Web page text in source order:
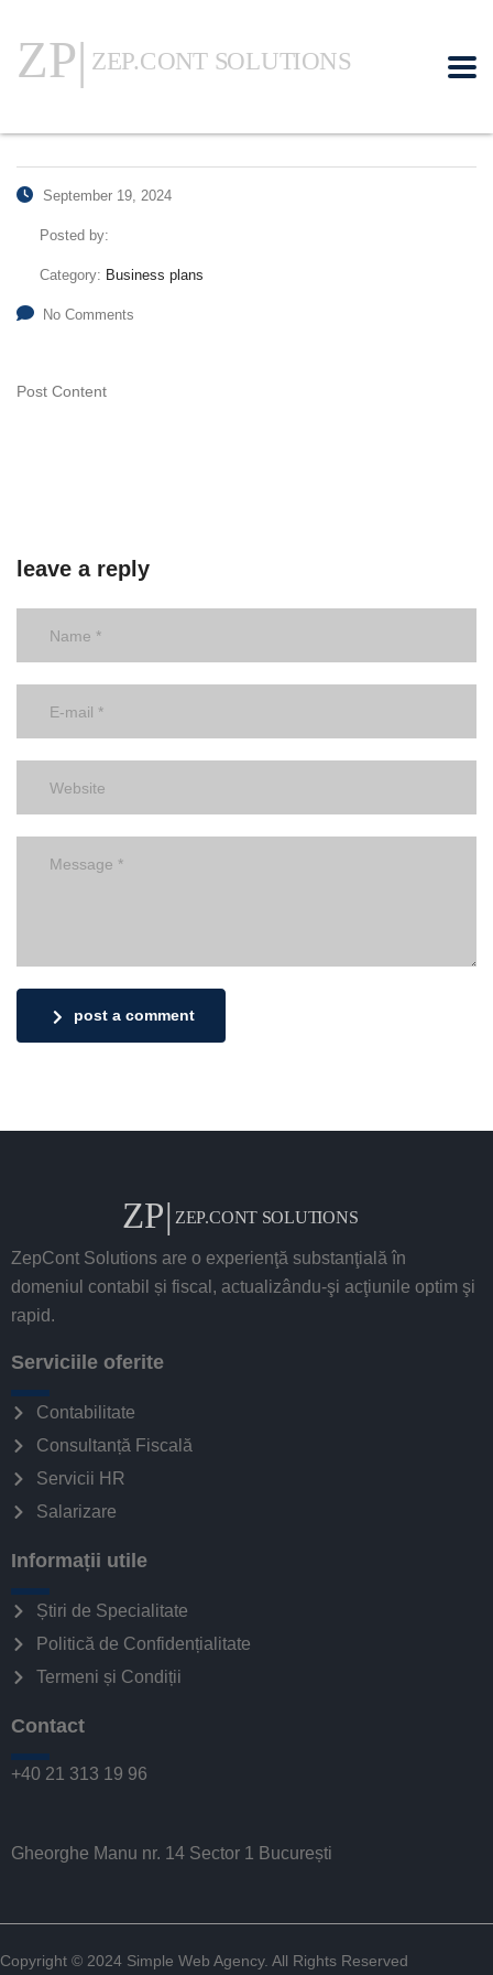
September 19, 2024
Posted by:
Category: Business plans
No Comments
Post Content
leave a reply
post a comment
ZepCont Solutions are o experienţă substanţială în
domeniul contabil și fiscal, actualizându-şi acţiunile optim şi
rapid.
Serviciile oferite
Contabilitate
Consultanță Fiscală
Servicii HR
Salarizare
Informații utile
Știri de Specialitate
Politică de Confidențialitate
Termeni și Condiții
Contact
+40 21 313 19 96
Gheorghe Manu nr. 14 Sector 1 București
Copyright © 2024 Simple Web Agency. All Rights Reserved